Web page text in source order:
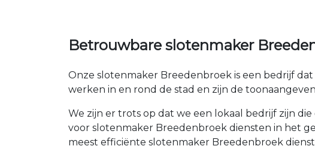
Betrouwbare slotenmaker
Onze slotenmaker Breedenbroek is een bedrijf
werken in en rond de stad en zijn de
We zijn er trots op dat we een lokaal bedrijf zijn
voor slotenmaker Breedenbroek diensten in het
meest efficiënte slotenmaker Breedenbroek